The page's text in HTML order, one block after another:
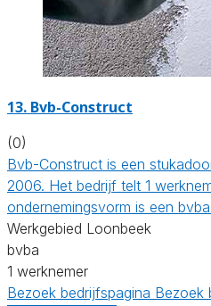
13. Bvb-Construct
(0)
Bvb-Construct is een
2006. Het bedrijf telt 1
ondernemingsvorm is een
Werkgebied Loonbeek
bvba
1 werknemer
Bezoek bedrijfspagina Bezoek